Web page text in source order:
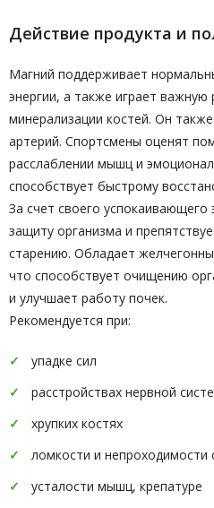
Действие продукта и
Магний поддерживает
энергии, а также играет важную
минерализации костей. Он
артерий. Спортсмены оценят
расслаблении мышц и
способствует быстрому
За счет своего
защиту организма и
старению. Обладает
что способствует очищению
и улучшает работу почек.
Рекомендуется при:
упадке сил
расстройствах нервной
хрупких костях
ломкости и непроходимости
усталости мышц, крепатуре